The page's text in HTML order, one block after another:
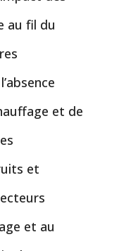
au fil du
et de
et
et au